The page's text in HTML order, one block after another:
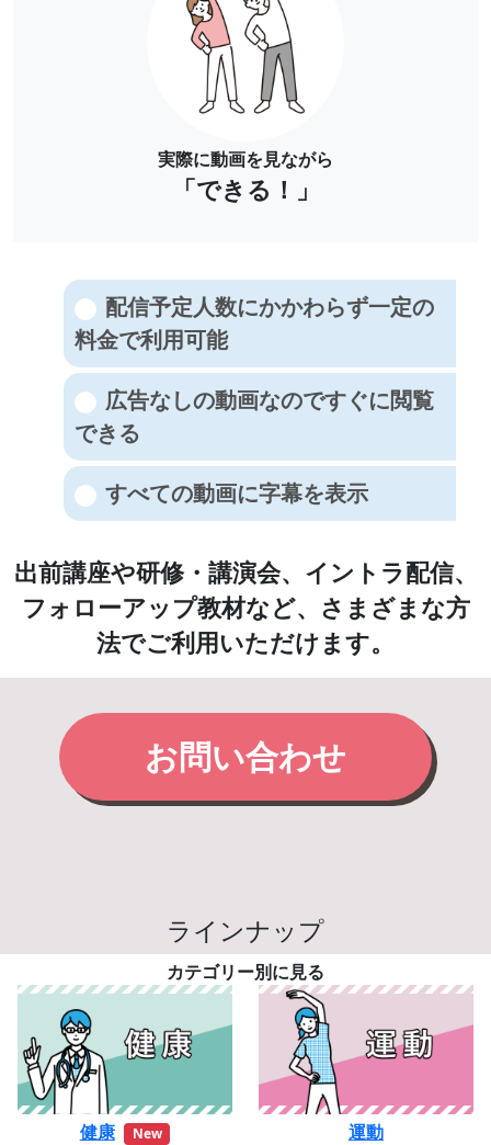
実際に動画を見ながら
「できる！」
配信予定人数にかかわらず一定の
料金で利用可能
広告なしの動画なのですぐに閲覧
できる
すべての動画に字幕を表示
出前講座や研修・講演会、イントラ配信、
フォローアップ教材など、さまざまな方
法でご利用いただけます。
お問い合わせ
ラインナップ
カテゴリー別に見る
健康 New 運動